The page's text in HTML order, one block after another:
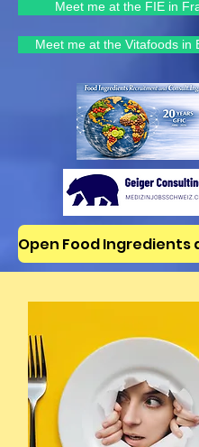
Meet me at the FIE in
Meet me at the Vitafoods in